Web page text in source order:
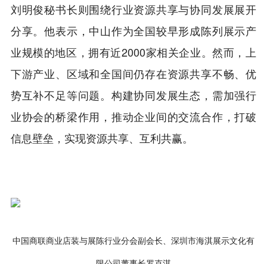
刘明俊秘书长则围绕行业资源共享与协同发展展开
分享。他表示，中山作为全国较早形成陈列展示产
业规模的地区，拥有近2000家相关企业。然而，上
下游产业、区域和全国间仍存在资源共享不畅、优
势互补不足等问题。构建协同发展生态，需加强行
业协会的桥梁作用，推动企业间的交流合作，打破
信息壁垒，实现资源共享、互利共赢。
中国商联商业店装与展陈行业分会副会长、深圳市海淇展示文化有